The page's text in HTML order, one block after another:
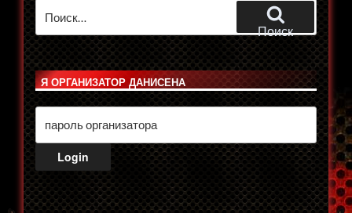
Поиск
Я ОРГАНИЗАТОР ДАНИСЕНА